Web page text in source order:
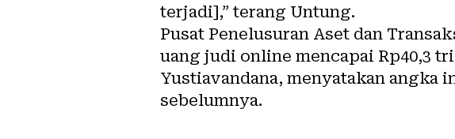
terjadi],” terang Untung.
Pusat Penelusuran Aset dan
uang judi online mencapai Rp40,3
Yustiavandana, menyatakan angka
sebelumnya.